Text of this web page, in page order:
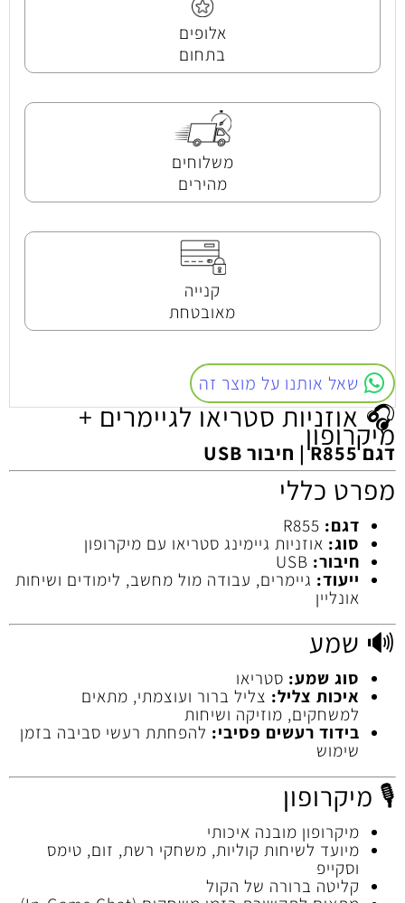
אלופים
בתחום
משלוחים
מהירים
קנייה
מאובטחת
שאל אותנו על מוצר זה
🎧 אוזניות סטריאו לגיימרים +
מיקרופון
דגם R855 | חיבור USB
מפרט כללי
דגם:
סוג: אוזניות גיימינג סטריאו עם מיקרופון
חיבור:
ייעוד: גיימרים, עבודה מול מחשב, לימודים ושיחות
אונליין
🔊 שמע
סוג שמע: סטריאו
איכות צליל: צליל ברור ועוצמתי, מתאים
למשחקים, מוזיקה ושיחות
בידוד רעשים פסיבי: להפחתת רעשי סביבה בזמן
שימוש
🎙️ מיקרופון
מיקרופון מובנה איכותי
מיועד לשיחות קוליות, משחקי רשת, זום, טימס
וסקייפ
קליטה ברורה של הקול